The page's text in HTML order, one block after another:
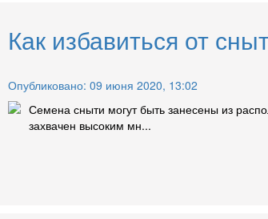
Как избавиться от
Опубликовано: 09 июня 2020, 13:02
Семена сныти могут быть занесены из
захвачен высоким мн...